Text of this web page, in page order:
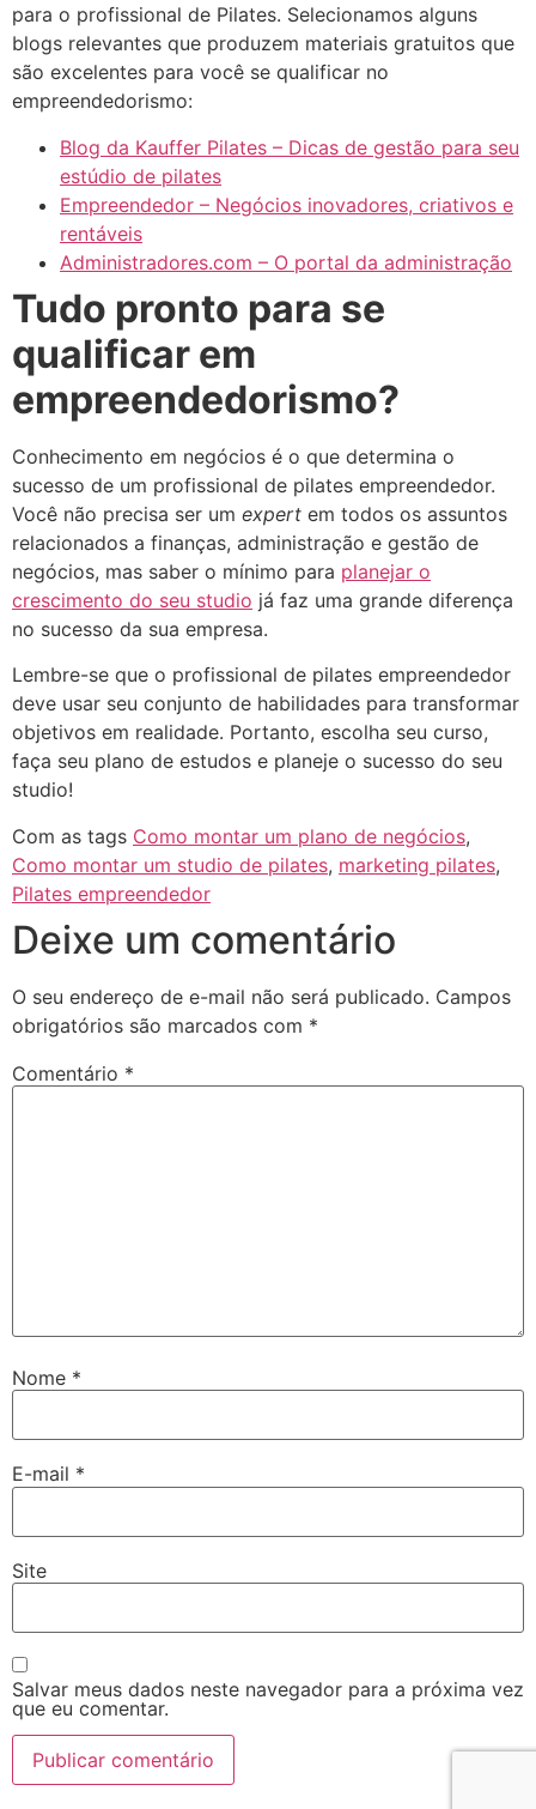
para o profissional de Pilates. Selecionamos alguns
blogs relevantes que produzem materiais gratuitos que
são excelentes para você se qualificar no
empreendedorismo:
Blog da Kauffer Pilates – Dicas de gestão para seu
estúdio de pilates
Empreendedor – Negócios inovadores, criativos e
rentáveis
Administradores.com – O portal da administração
Tudo pronto para se
qualificar em
empreendedorismo?
Conhecimento em negócios é o que determina o
sucesso de um profissional de pilates empreendedor.
Você não precisa ser um expert em todos os assuntos
relacionados a finanças, administração e gestão de
negócios, mas saber o mínimo para planejar o
crescimento do seu studio já faz uma grande diferença
no sucesso da sua empresa.
Lembre-se que o profissional de pilates empreendedor
deve usar seu conjunto de habilidades para transformar
objetivos em realidade. Portanto, escolha seu curso,
faça seu plano de estudos e planeje o sucesso do seu
studio!
Com as tags Como montar um plano de negócios,
Como montar um studio de pilates, marketing pilates,
Pilates empreendedor
Deixe um comentário
O seu endereço de e-mail não será publicado. Campos
obrigatórios são marcados com *
Comentário *
Nome *
E-mail *
Site
Salvar meus dados neste navegador para a próxima vez
que eu comentar.